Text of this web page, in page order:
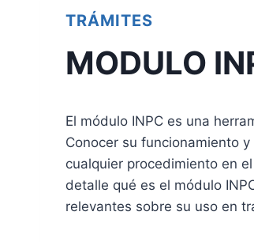
TRÁMITES
MODULO
El módulo INPC es una
Conocer su funcionamiento
cualquier procedimiento en
detalle qué es el módulo
relevantes sobre su uso en